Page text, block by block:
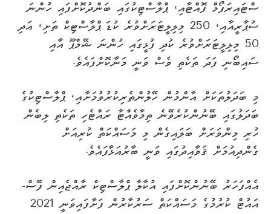
ސްޓައިރަފޯމް ފޮއްޓާއި، ޕްލާސްޓިކުގައި ބަންދުކޮށްފައި ހުންނަ
ސުޕާރީއާއި، 250 މިލިލީޓަރަށްވުރެ ކުޑަ ޕްލާސްޓިކް ތަށި، އަދި
50 މިލިލީޓަރަށްވުރެ ކުދި ފުޅީގައި ހުންނަ ޝޭމްޕޫ އާއި
ސައިބޯނި ފަދަ ތަކެތި ވެސް ވަނީ މަނާކޮށްފައެވެ.
މި ބަދަލުތަކަށް އާންމުން ހޭލުންތެރިކުރުވުމަށާއި، ޕްލާސްޓިކުގެ
ބަދަލުގައި ބޭނުންކުރެވޭނެ ތިމާވެއްޓާ ރައްޓެހި ތަކެތި ލިބެން
ހުރި މިންވަރަށް ބަލައިގެން މި މަސައްކަތް ކުރިއަށް
ގެންދިއުމަށް ޤަވާއިދުގައި ވަނީ ބާރުއަޅާފައެވެ.
އެއްފަހަރު ބޭނުންކޮށްފައި އުކާލާ ޕްލާސްޓިކް ރާއްޖެއިން ފޭސް-
އައުޓް ކުރުމުގެ މަސައްކަތް ސަރުކާރުން ފަށާފައިވަނީ 2021